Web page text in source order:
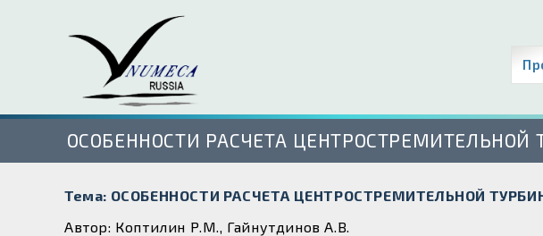
ОСОБЕННОСТИ РАСЧЕТА
Тема: ОСОБЕННОСТИ РАСЧЕТА ЦЕНТРОСТРЕМИТЕЛЬНОЙ
Автор: Коптилин Р.М., Гайнутдинов А.В.